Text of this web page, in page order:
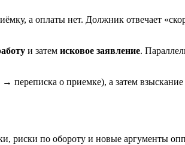
а оплаты нет. Должник отвечает
и затем исковое заявление.
о приемке), а затем
риски по обороту и новые аргументы